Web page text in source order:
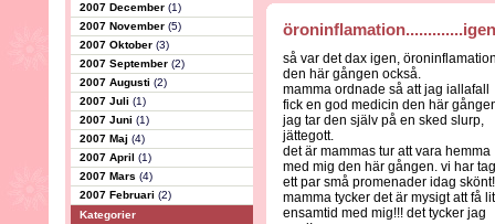
2007 December (1)
2007 November (5)
2007 Oktober (3)
2007 September (2)
2007 Augusti (2)
2007 Juli (1)
2007 Juni (1)
2007 Maj (4)
2007 April (1)
2007 Mars (4)
2007 Februari (2)
Kategorier
så var det dax igen,
den här gången också.
mamma ordnade så att jag iallafall
fick en god medicin den här
jag tar den själv på en sked slurp,
jättegott.
det är mammas tur att vara hemma
med mig den här gången. vi har
ett par små promenader idag skönt!
mamma tycker det är mysigt att få
ensamtid med mig!!! det tycker jag